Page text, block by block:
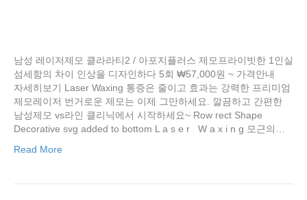
남성 레이저제모 클라라티2 / 아포지플러스 제모프라이빗한 1인실
섬세함의 차이 인상을 디자인하다 5회 ₩57,000원 ~ 가격안내
자세히보기 Laser Waxing 통증은 줄이고 효과는 강력한 프리미엄
제모레이저 번거로운 제모는 이제 그만하세요. 깔끔하고 간편한
남성제모 vs라인 클리닉에서 시작하세요~ Row rect Shape
Decorative svg added to bottom L a s e r W a x i n g 모근의…
Read More